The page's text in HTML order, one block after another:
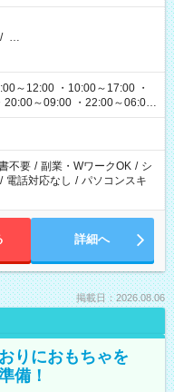
/ …
～12:00 ・10:00～17:00 ・
～09:00 ・22:00～06:00
不要 / 副業・WワークOK / シ
/ 電話対応なし / パソコンスキ
詳細へ
掲載日：2026.08.06
りにおもちゃを
備！